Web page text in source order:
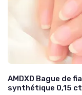
AMDXD Bague de
synthétique 0,15 ct